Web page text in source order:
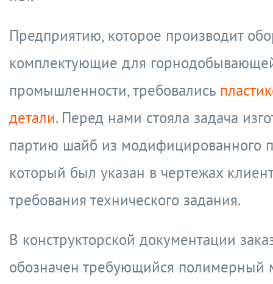
Предприятию, которое производит
комплектующие для
промышленности, требовались
детали. Перед нами стояла задача
партию шайб из модифицированного
который был указан в чертежах
требования технического задания.
В конструкторской документации
обозначен требующийся полимерный